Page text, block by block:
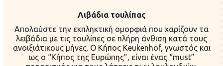
Λιβάδια τουλίπας
Απολαύστε την εκπληκτική ομορφιά που χαρίζουν τα
λειβάδια με τις τουλίπες σε πλήρη άνθιση κατά τους
ανοιξιάτικους μήνες. Ο Κήπος Keukenhof, γνωστός και
ως ο “Κήπος της Ευρώπης”, είναι ένας “must”